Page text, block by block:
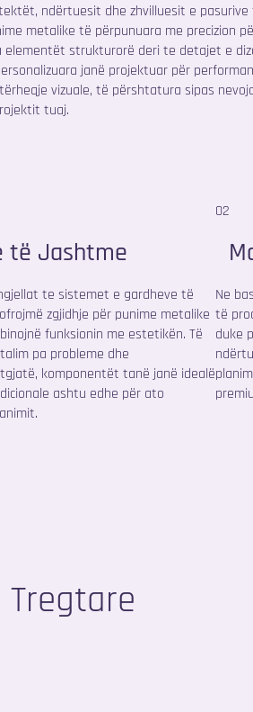
ndërtuesit dhe zhvilluesit e pasurive
metalike të përpunuara me precizion
elementët strukturorë deri te detajet e
janë projektuar për
vizuale, të përshtatura sipas
tuaj.
të Jashtme
te sistemet e gardheve të
zgjidhje për punime metalike
funksionin me estetikën. Të
pa probleme dhe
komponentët tanë janë idealë
ashtu edhe për ato
02
Ne
të
duke